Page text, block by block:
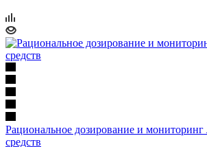
Рациональное дозирование и мониторинг
средств